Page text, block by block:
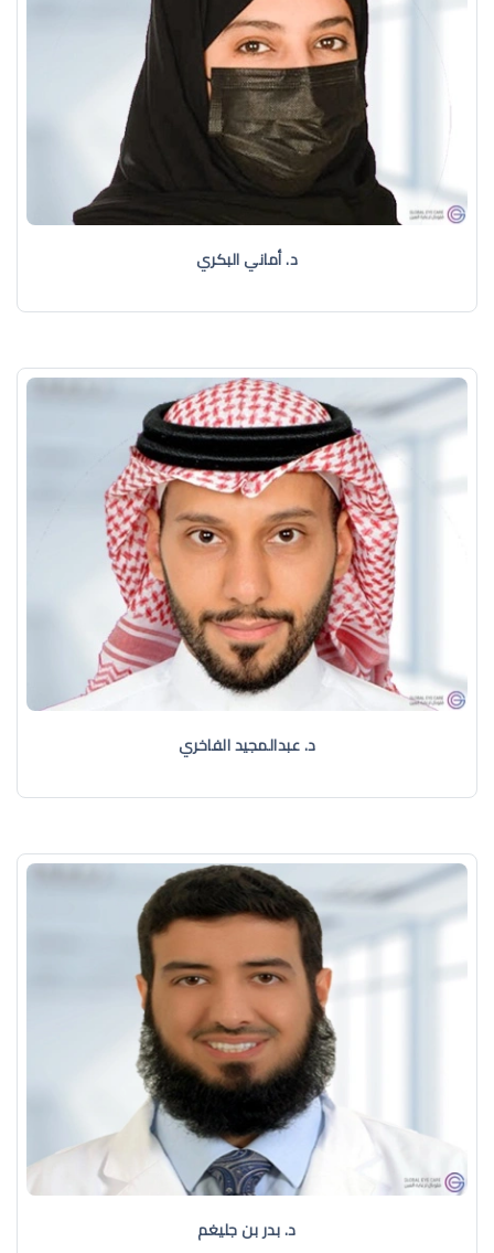
د. أماني البكري
د. عبدالمجيد الفاخري
د. بدر بن جليغم